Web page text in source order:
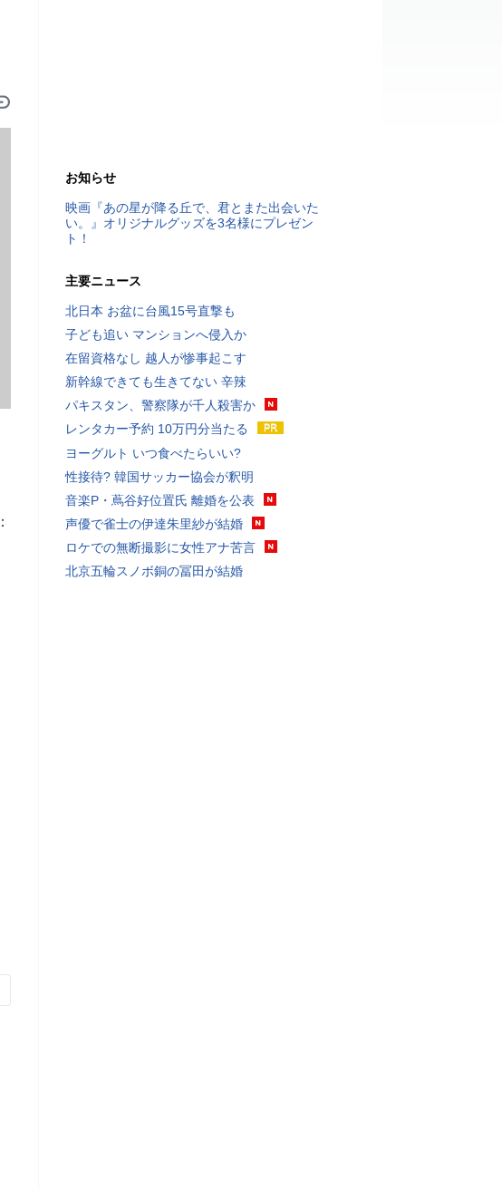
：
お知らせ
映画『あの星が降る丘で、君とまた出会いた
い。』オリジナルグッズを3名様にプレゼン
ト！
主要ニュース
北日本 お盆に台風15号直撃も
子ども追い マンションへ侵入か
在留資格なし 越人が惨事起こす
新幹線できても生きてない 辛辣
パキスタン、警察隊が千人殺害か
レンタカー予約 10万円分当たる
ヨーグルト いつ食べたらいい?
性接待? 韓国サッカー協会が釈明
音楽P・蔦谷好位置氏 離婚を公表
声優で雀士の伊達朱里紗が結婚
ロケでの無断撮影に女性アナ苦言
北京五輪スノボ銅の冨田が結婚